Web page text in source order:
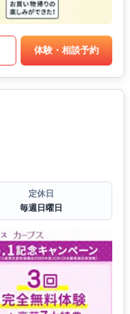
体験・相談予約
定休日
毎週日曜日